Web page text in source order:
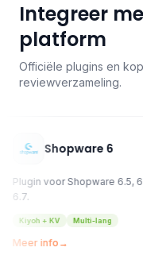
Integreer
platform
Officiële plugins en
reviewverzameling.
6
Shopware 6.5, 6.6 en
Multi-lang
→